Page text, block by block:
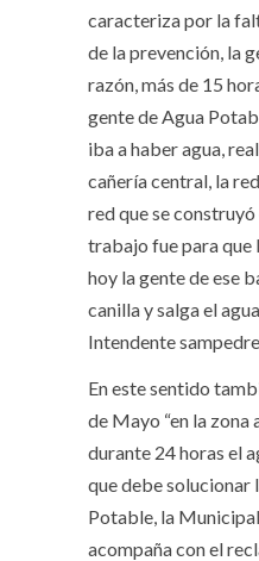
caracteriza por la
de la prevención, la
razón, más de 15
gente de Agua
iba a haber agua,
cañería central, la
red que se
trabajo fue para que
hoy la gente de ese
canilla y salga el
Intendente
En este sentido
de Mayo “en la
durante 24 horas el
que debe solucionar
Potable, la
acompaña con el